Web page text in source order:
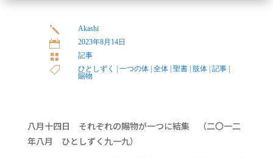
j Akashi
 2023年8月14日
 記事
 ひとしずく |一つの体 |全体 |聖書 肢体 |記事
賜物
八月十四日 それぞれの賜物が一つに結集 （二〇一二
年八月 ひとしずく九一九）